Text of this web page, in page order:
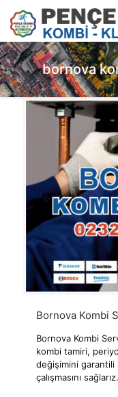
bornova
Bornova Kombi
Bornova Kombi
kombi tamiri,
değişimini
çalışmasını sağlarız.